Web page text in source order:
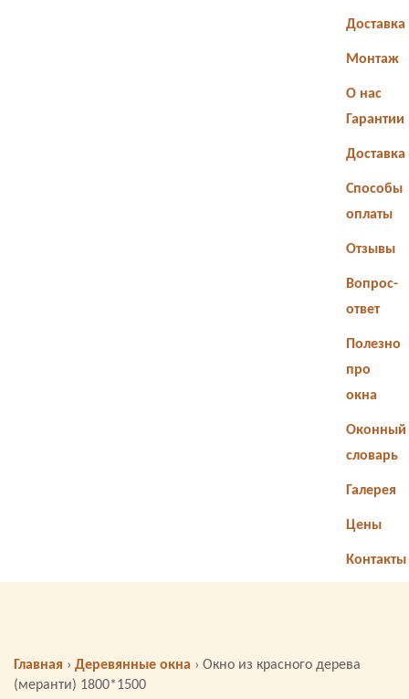
Доставка
Монтаж
О нас
Гарантии
Доставка
Способы
оплаты
Отзывы
Вопрос-
ответ
Полезно
про
окна
Оконный
словарь
Галерея
Цены
Контакты
Главная › Деревянные окна › Окно из красного дерева
(меранти) 1800*1500